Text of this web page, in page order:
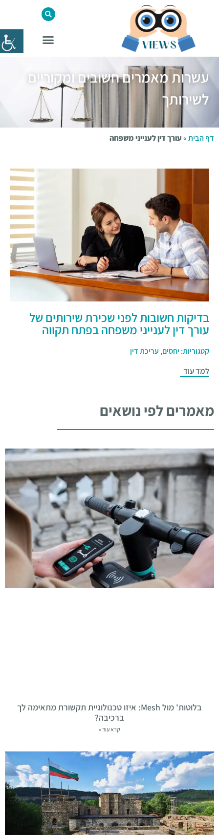
עשרות מאמרים חשובים ומקוריים
לשירותך
דף הבית»עורך דין לענייני משפחה
בדיקות חשובות לפני שכירת שירותים של
עורך דין לענייני משפחה בפתח תקווה
קטגוריות: יחסים, עריכת דין
למד עוד
מאמרים לפי נושאים
בלוטות' מול Mesh: איזו טכנולוגיית תקשורת מתאימה לך
ברכיבה?
קרא עוד »